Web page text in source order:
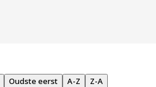
Oudste eerst A-Z Z-A